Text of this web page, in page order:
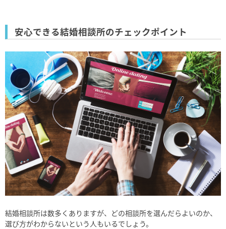
安心できる結婚相談所のチェックポイント
結婚相談所は数多くありますが、どの相談所を選んだらよいのか、
選び方がわからないという人もいるでしょう。